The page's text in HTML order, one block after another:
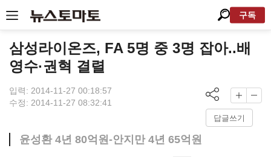
구독
삼성라이온즈, FA 5명 중 3명 잡아..배
영수·권혁 결렬
입력: 2014-11-27 00:18:57
수정: 2014-11-27 08:32:41
답글쓰기
윤성환 4년 80억원-안지만 4년 65억원